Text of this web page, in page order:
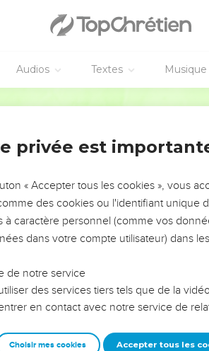
Audios Textes Musique
DE L’ANNÉE !
VOTRES ?
impact, leur foi ou leur vision. Mais on voit
ont traversés, alors même que ce sont
reviennent sur les erreurs
plus de sagesse afin que leurs erreurs
une équipe, un groupe ou une famille,
privée est
« Accepter tous les cookies », vous
des cookies ou l'identifiant unique
à caractère personnel (comme vos
dans votre compte utilisateur) dans
de notre service
des services tiers tels que de la
en contact avec notre service de
Choisir mes cookies Accepter tous les